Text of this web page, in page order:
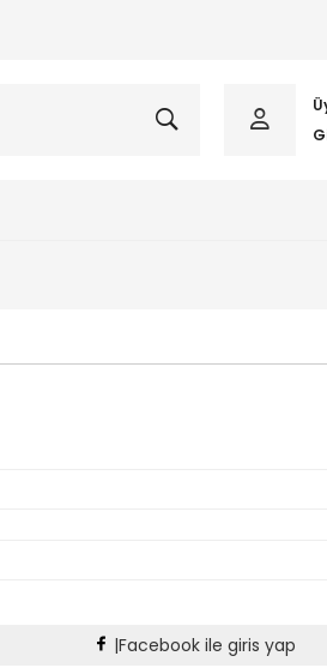
|Facebook ile giris yap